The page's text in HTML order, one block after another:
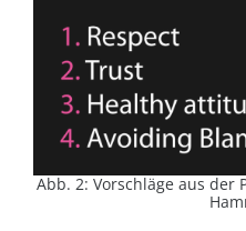
Abb. 2: Vorschläge aus der